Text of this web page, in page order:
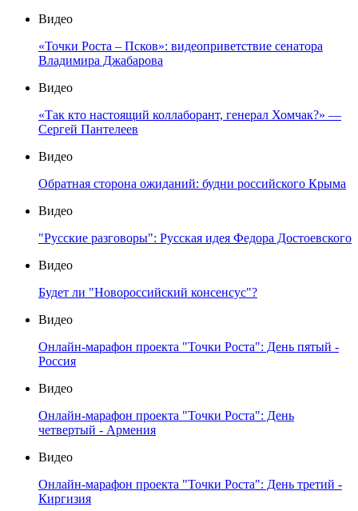
Видео
«Точки Роста – Псков»: видеоприветствие сенатора
Владимира Джабарова
Видео
«Так кто настоящий коллаборант, генерал Хомчак?» —
Сергей Пантелеев
Видео
Обратная сторона ожиданий: будни российского Крыма
Видео
"Русские разговоры": Русская идея Федора Достоевского
Видео
Будет ли "Новороссийский консенсус"?
Видео
Онлайн-марафон проекта "Точки Роста": День пятый -
Россия
Видео
Онлайн-марафон проекта "Точки Роста": День
четвертый - Армения
Видео
Онлайн-марафон проекта "Точки Роста": День третий -
Киргизия